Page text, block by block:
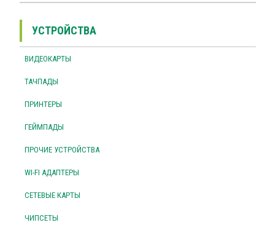
УСТРОЙСТВА
ВИДЕОКАРТЫ
ТАЧПАДЫ
ПРИНТЕРЫ
ГЕЙМПАДЫ
ПРОЧИЕ УСТРОЙСТВА
WI-FI АДАПТЕРЫ
СЕТЕВЫЕ КАРТЫ
ЧИПСЕТЫ